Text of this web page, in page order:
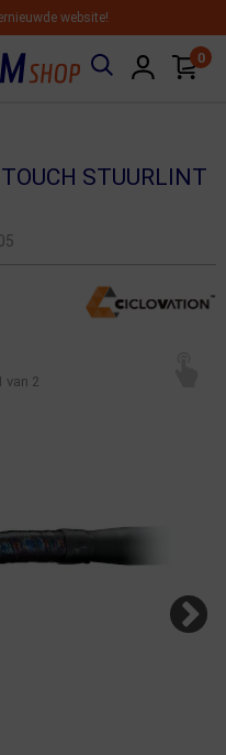
website!
0
STUURLINT
van 2